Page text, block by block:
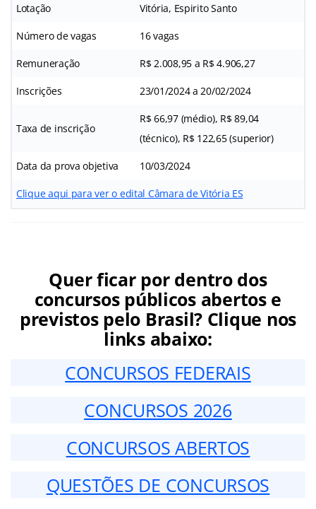
Lotação Vitória, Espirito Santo
Número de vagas 16 vagas
Remuneração R$ 2.008,95 a R$ 4.906,27
Inscrições 23/01/2024 a 20/02/2024
Taxa de inscrição
R$ 66,97 (médio), R$ 89,04
(técnico), R$ 122,65 (superior)
Data da prova objetiva 10/03/2024
Clique aqui para ver o edital Câmara de Vitória ES
Quer ficar por dentro dos
concursos públicos abertos e
previstos pelo Brasil? Clique nos
links abaixo:
CONCURSOS FEDERAIS
CONCURSOS 2026
CONCURSOS ABERTOS
QUESTÕES DE CONCURSOS